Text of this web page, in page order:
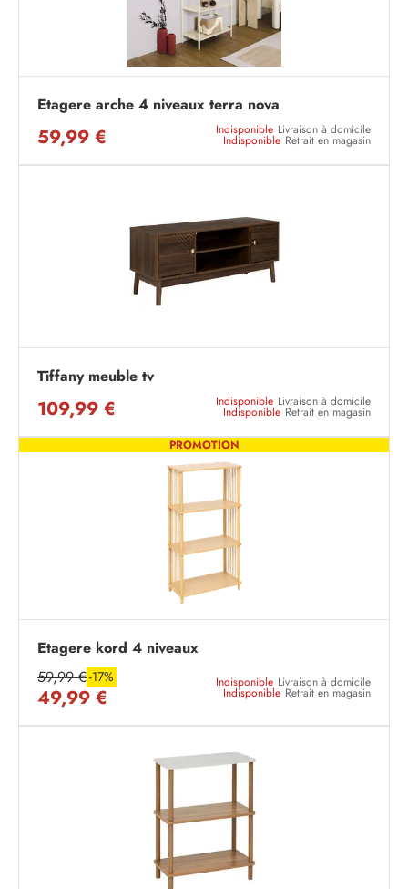
Etagere arche 4 niveaux terra nova
59,99 € Indisponible Livraison à domicile
Indisponible Retrait en magasin
Tiffany meuble tv
109,99 € Indisponible Livraison à domicile
Indisponible Retrait en magasin
PROMOTION
Etagere kord 4 niveaux
59,99 €-17%
49,99 €
Indisponible Livraison à domicile
Indisponible Retrait en magasin